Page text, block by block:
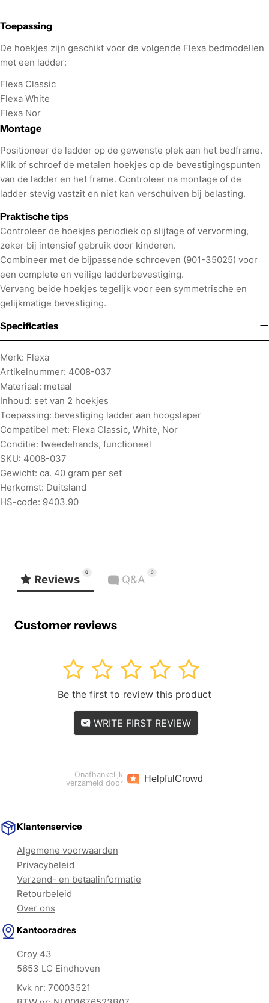
Toepassing
De hoekjes zijn geschikt voor de volgende Flexa bedmodellen
met een ladder:
Flexa Classic
Flexa White
Flexa Nor
Montage
Positioneer de ladder op de gewenste plek aan het bedframe.
Klik of schroef de metalen hoekjes op de bevestigingspunten
van de ladder en het frame. Controleer na montage of de
ladder stevig vastzit en niet kan verschuiven bij belasting.
Praktische tips
Controleer de hoekjes periodiek op slijtage of vervorming,
zeker bij intensief gebruik door kinderen.
Combineer met de bijpassende schroeven (901-35025) voor
een complete en veilige ladderbevestiging.
Vervang beide hoekjes tegelijk voor een symmetrische en
gelijkmatige bevestiging.
Specificaties
Merk: Flexa
Artikelnummer: 4008-037
Materiaal: metaal
Inhoud: set van 2 hoekjes
Toepassing: bevestiging ladder aan hoogslaper
Compatibel met: Flexa Classic, White, Nor
Conditie: tweedehands, functioneel
SKU: 4008-037
Gewicht: ca. 40 gram per set
Herkomst: Duitsland
HS-code: 9403.90
Reviews
0
Q&A
0
Customer reviews
5
4
3
2
1
Be the first to review this product
WRITE FIRST REVIEW
Onafhankelijk
verzameld door
Helpful Crowd
Klantenservice
Algemene voorwaarden
Privacybeleid
Verzend- en betaalinformatie
Retourbeleid
Over ons
Kantooradres
Croy 43
5653 LC Eindhoven
Kvk nr: 70003521